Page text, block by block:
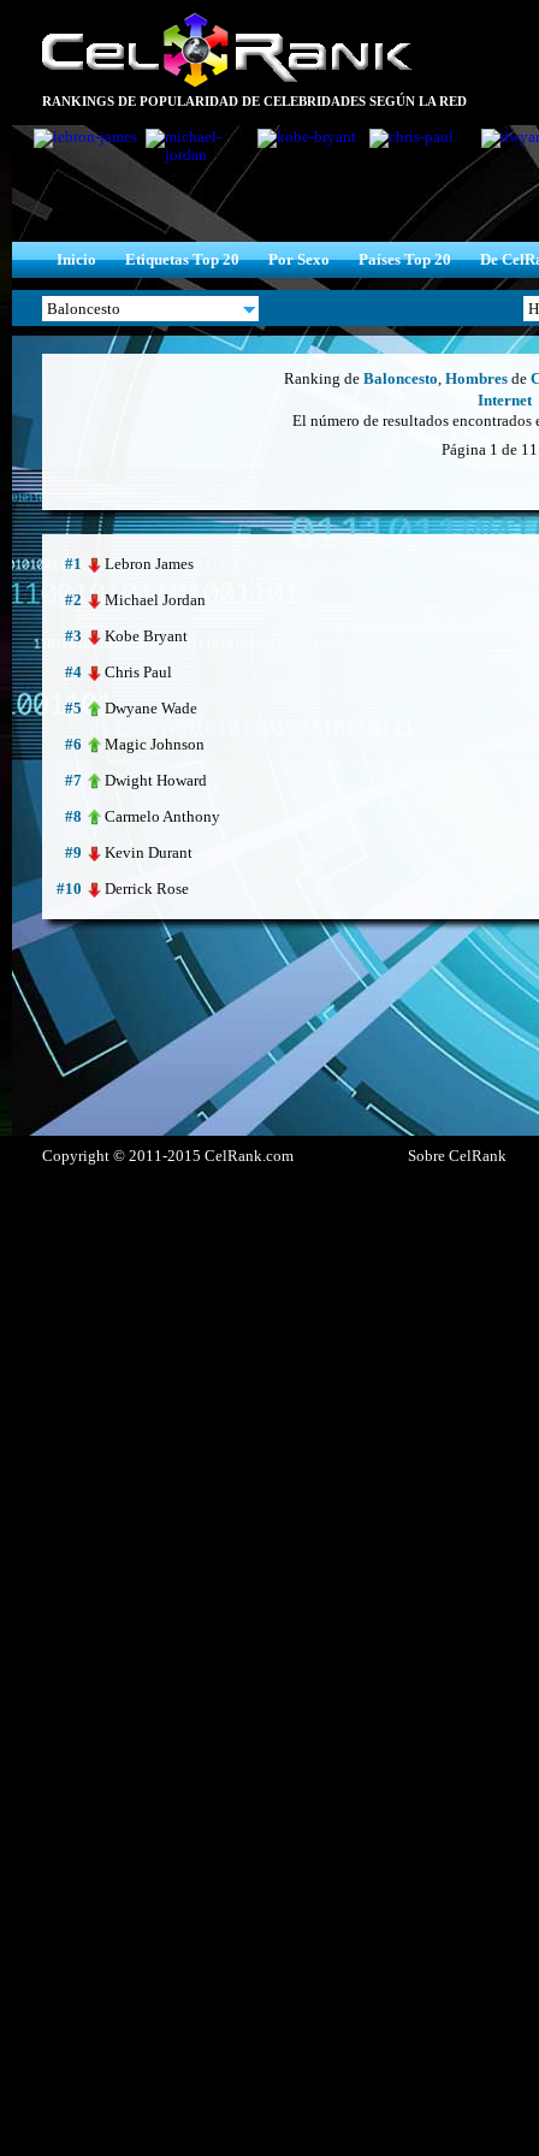
RANKINGS DE POPULARIDAD DE CELEBRIDADES SEGÚN LA RED
Inicio Etiquetas Top 20 Por Sexo Países Top 20 De
Ranking de Baloncesto, Hombres de
Internet
El número de resultados encontrados
Página 1 de 11
#1 Lebron James
#2 Michael Jordan
#3 Kobe Bryant
#4 Chris Paul
#5 Dwyane Wade
#6 Magic Johnson
#7 Dwight Howard
#8 Carmelo Anthony
#9 Kevin Durant
#10 Derrick Rose
Copyright © 2011-2015 CelRank.com Sobre CelRank